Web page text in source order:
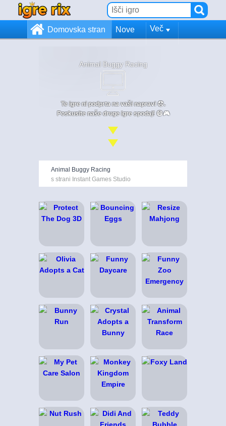
Domovska stran Nove Več
Animal Buggy Racing
Te igre ni podprta na vaši napravi 😞.
Poskusite naše druge igre spodaj! 😄🎮
Animal Buggy Racing
s strani Instant Games Studio